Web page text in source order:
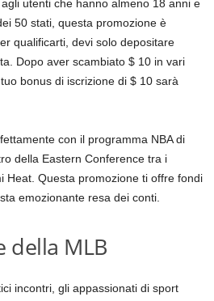
utenti che hanno almeno 18 anni e
50 stati, questa promozione è
qualificarti, devi solo depositare
Dopo aver scambiato $ 10 in vari
bonus di iscrizione di $ 10 sarà
con il programma NBA di
della Eastern Conference tra i
Heat. Questa promozione ti offre fondi
emozionante resa dei conti.
della MLB
incontri, gli appassionati di sport